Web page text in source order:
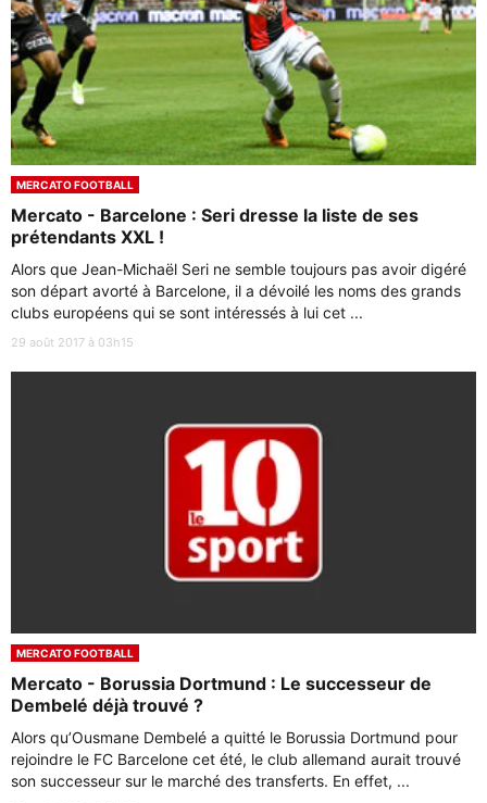
MERCATO FOOTBALL
Mercato - Barcelone : Seri dresse la liste de ses
prétendants XXL !
Alors que Jean-Michaël Seri ne semble toujours pas avoir digéré
son départ avorté à Barcelone, il a dévoilé les noms des grands
clubs européens qui se sont intéressés à lui cet ...
29 août 2017 à 03h15
MERCATO FOOTBALL
Mercato - Borussia Dortmund : Le successeur de
Dembelé déjà trouvé ?
Alors qu’Ousmane Dembelé a quitté le Borussia Dortmund pour
rejoindre le FC Barcelone cet été, le club allemand aurait trouvé
son successeur sur le marché des transferts. En effet, ...